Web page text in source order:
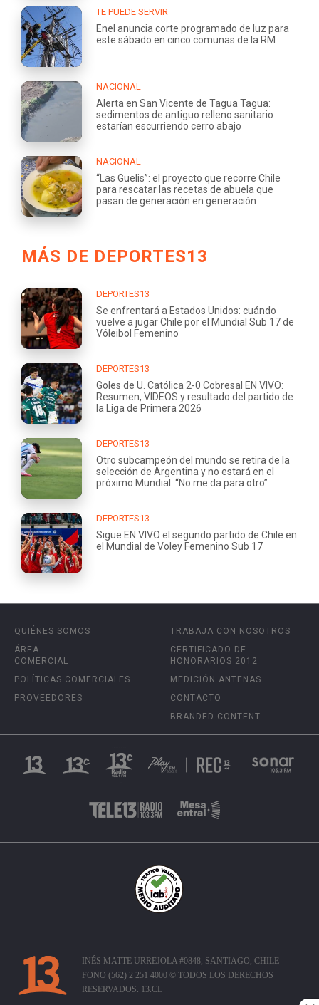
TE PUEDE SERVIR
Enel anuncia corte programado de luz para
este sábado en cinco comunas de la RM
NACIONAL
Alerta en San Vicente de Tagua Tagua:
sedimentos de antiguo relleno sanitario
estarían escurriendo cerro abajo
NACIONAL
“Las Guelis”: el proyecto que recorre Chile
para rescatar las recetas de abuela que
pasan de generación en generación
MÁS DE DEPORTES13
DEPORTES13
Se enfrentará a Estados Unidos: cuándo
vuelve a jugar Chile por el Mundial Sub 17 de
Vóleibol Femenino
DEPORTES13
Goles de U. Católica 2-0 Cobresal EN VIVO:
Resumen, VIDEOS y resultado del partido de
la Liga de Primera 2026
DEPORTES13
Otro subcampeón del mundo se retira de la
selección de Argentina y no estará en el
próximo Mundial: “No me da para otro”
DEPORTES13
Sigue EN VIVO el segundo partido de Chile en
el Mundial de Voley Femenino Sub 17
QUIÉNES SOMOS
ÁREA
COMERCIAL
POLÍTICAS COMERCIALES
PROVEEDORES
TRABAJA CON NOSOTROS
CERTIFICADO DE
HONORARIOS 2012
MEDICIÓN ANTENAS
CONTACTO
BRANDED CONTENT
INÉS MATTE URREJOLA #0848, SANTIAGO, CHILE
FONO (562) 2 251 4000 © TODOS LOS DERECHOS
RESERVADOS. 13.CL